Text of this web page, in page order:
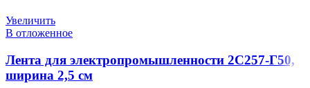
Увеличить
В отложенное
Лента для электропромышленности 2С257-Г50,
ширина 2,5 см